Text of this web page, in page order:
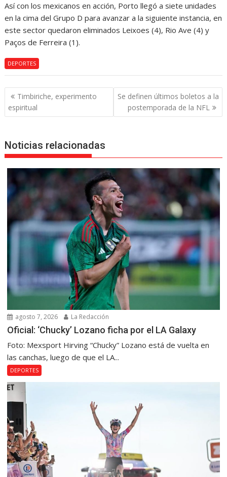
Así con los mexicanos en acción, Porto llegó a siete unidades
en la cima del Grupo D para avanzar a la siguiente instancia, en
este sector quedaron eliminados Leixoes (4), Rio Ave (4) y
Paços de Ferreira (1).
DEPORTES
Navegación
de
entradas
Timbiriche, experimento
espiritual
Se definen últimos boletos a la
postemporada de la NFL
Noticias relacionadas
agosto 7, 2026 La Redacción
Oficial: ‘Chucky’ Lozano ficha por el LA Galaxy
Foto: Mexsport Hirving “Chucky” Lozano está de vuelta en
las canchas, luego de que el LA...
DEPORTES